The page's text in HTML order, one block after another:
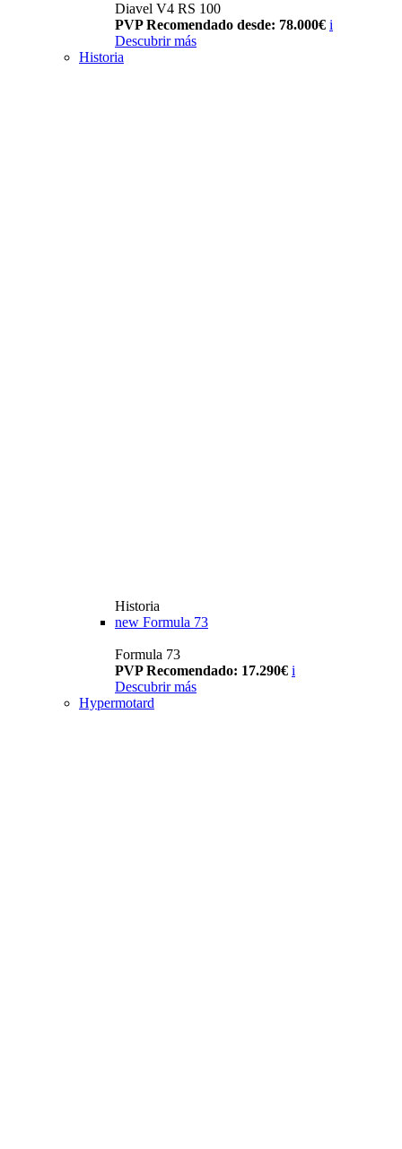
Diavel V4 RS 100
PVP Recomendado desde: 78.000€ i
Descubrir más
Historia
Historia
new Formula 73
Formula 73
PVP Recomendado: 17.290€ i
Descubrir más
Hypermotard